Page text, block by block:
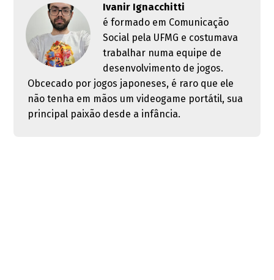
Ivanir Ignacchitti
é formado em Comunicação
Social pela UFMG e costumava
trabalhar numa equipe de
desenvolvimento de jogos.
Obcecado por jogos japoneses, é raro que ele
não tenha em mãos um videogame portátil, sua
principal paixão desde a infância.